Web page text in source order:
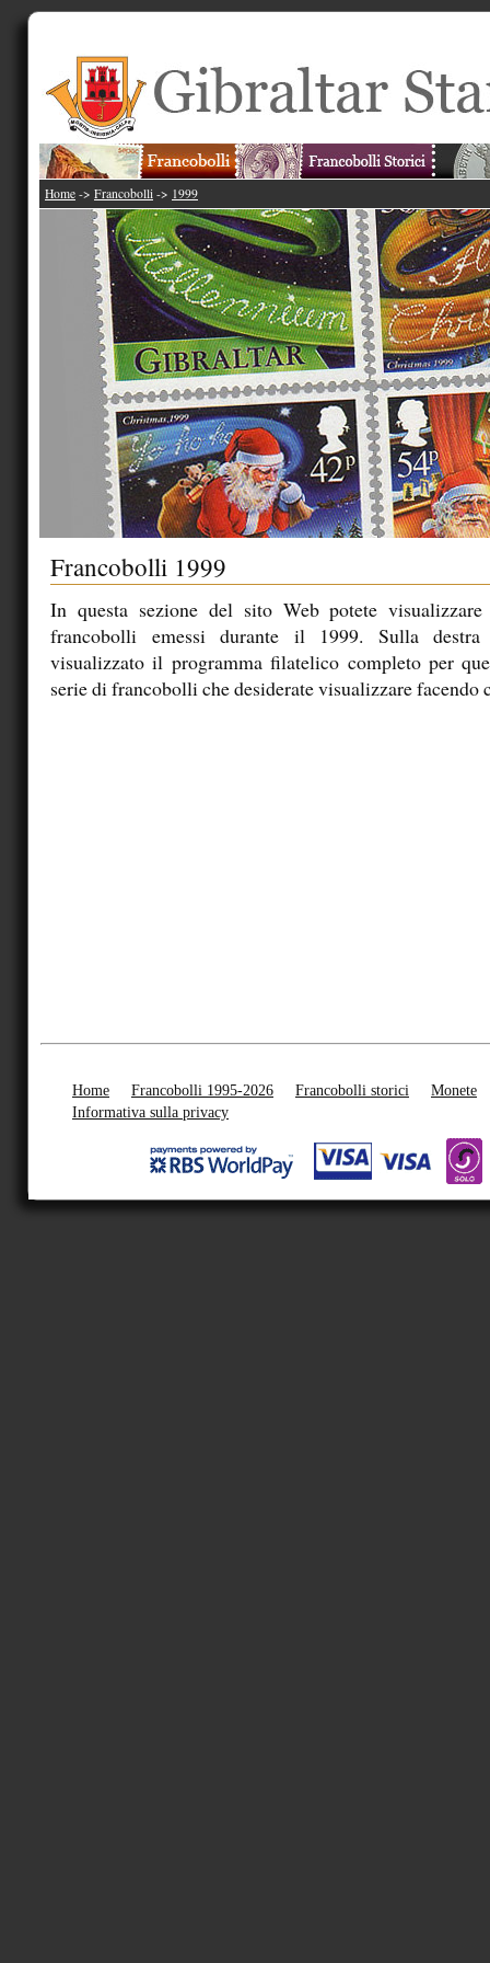
Home -> Francobolli -> 1999
Francobolli 1999
In questa sezione del sito Web potete
francobolli emessi durante il 1999. Sulla
visualizzato il programma filatelico completo per
serie di francobolli che desiderate visualizzare facendo
Home Francobolli 1995-2026 Francobolli storici
Monete
Informativa sulla privacy